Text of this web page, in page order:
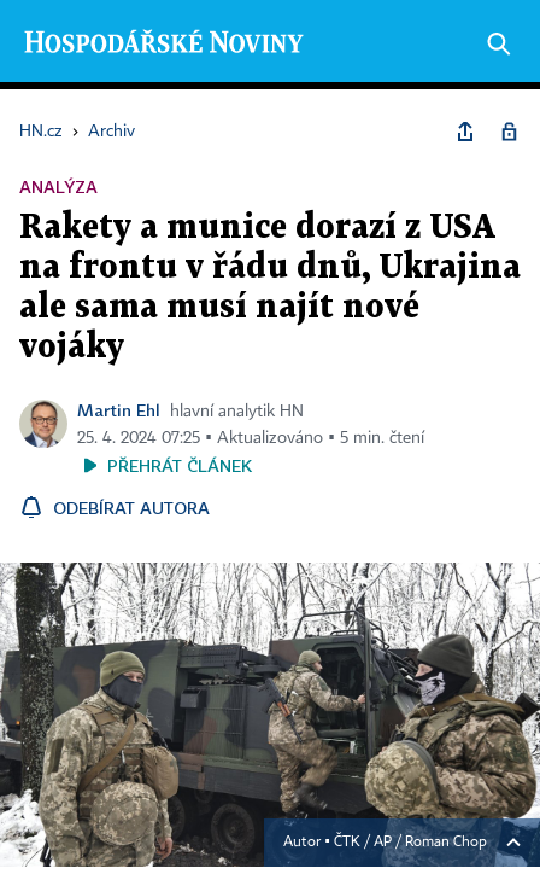
HN.cz › Archiv
ANALÝZA
Rakety a munice dorazí z USA
na frontu v řádu dnů, Ukrajina
ale sama musí najít nové
vojáky
Martin Ehl
hlavní analytik HN
25. 4. 2024 07:25 ▪ Aktualizováno ▪ 5 min. čtení
PŘEHRÁT ČLÁNEK
ODEBÍRAT AUTORA
Autor ▪ ČTK / AP / Roman Chop